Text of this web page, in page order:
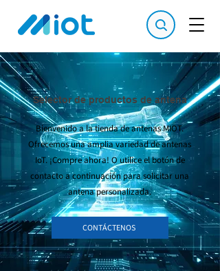
Selector de productos de antena
Bienvenido a la tienda de antenas MIOT.
Ofrecemos una amplia variedad de antenas
IoT. ¡Compre ahora! O utilice el botón de
contacto a continuación para solicitar una
antena personalizada.
CONTÁCTENOS